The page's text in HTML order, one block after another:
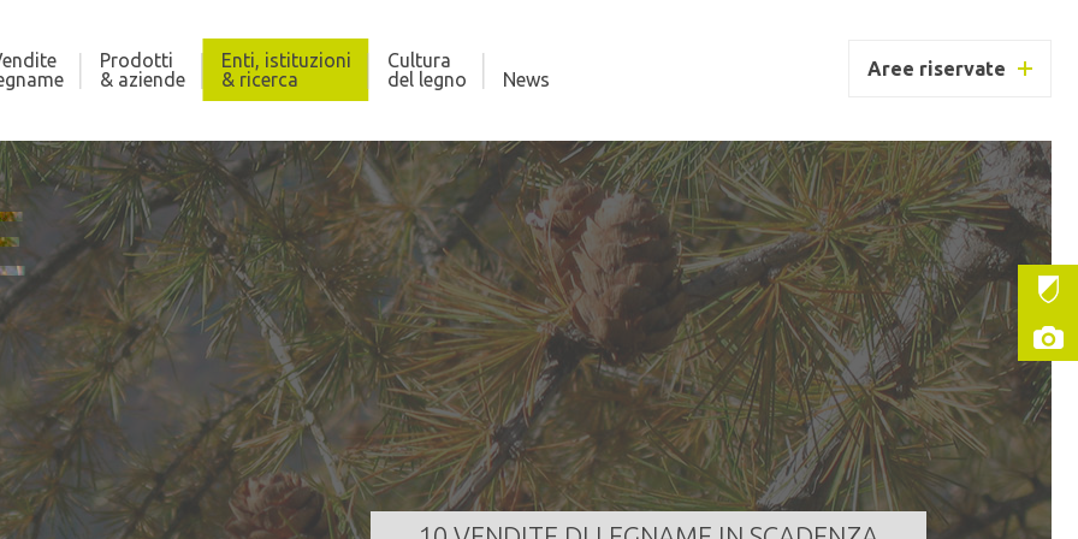
Prodotti
& aziende
Enti, istituzioni
& ricerca
Cultura
del legno
News Aree riservate
DEL FERSINA
225,000 m³
19/08/2026 11:00:00
TUTTO
ASUC BORZAGO
Quantità
186,000 m³
Data scadenza
07/08/2026 11:30:00
LEGGI TUTTO